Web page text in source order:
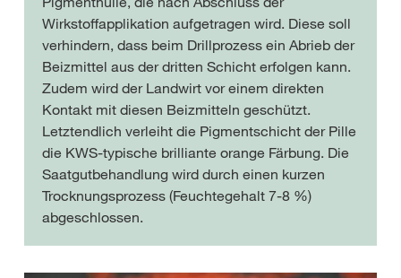
Wirkstoffapplikation aufgetragen wird. Diese soll
verhindern, dass beim Drillprozess ein Abrieb der
Beizmittel aus der dritten Schicht erfolgen kann.
Zudem wird der Landwirt vor einem direkten
Kontakt mit diesen Beizmitteln geschützt.
Letztendlich verleiht die Pigmentschicht der Pille
die KWS-typische brilliante orange Färbung. Die
Saatgutbehandlung wird durch einen kurzen
Trocknungsprozess (Feuchtegehalt 7-8 %)
abgeschlossen.